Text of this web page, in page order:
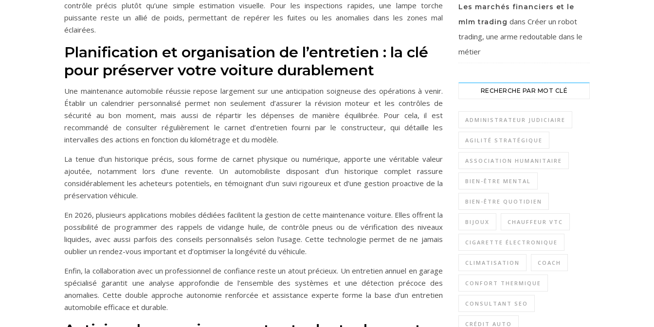
contrôle précis plutôt qu’une simple estimation visuelle. Pour les inspections rapides, une lampe torche
puissante reste un allié de poids, permettant de repérer les fuites ou les anomalies dans les zones mal
éclairées.
Planification et organisation de l’entretien : la clé
pour préserver votre voiture durablement
Une maintenance automobile réussie repose largement sur une anticipation soigneuse des opérations à venir.
Établir un calendrier personnalisé permet non seulement d’assurer la révision moteur et les contrôles de
sécurité au bon moment, mais aussi de répartir les dépenses de manière équilibrée. Pour cela, il est
recommandé de consulter régulièrement le carnet d’entretien fourni par le constructeur, qui détaille les
intervalles des actions en fonction du kilométrage et du modèle.
La tenue d’un historique précis, sous forme de carnet physique ou numérique, apporte une véritable valeur
ajoutée, notamment lors d’une revente. Un automobiliste disposant d’un historique complet rassure
considérablement les acheteurs potentiels, en témoignant d’un suivi rigoureux et d’une gestion proactive de la
préservation véhicule.
En 2026, plusieurs applications mobiles dédiées facilitent la gestion de cette maintenance voiture. Elles offrent la
possibilité de programmer des rappels de vidange huile, de contrôle pneus ou de vérification des niveaux
liquides, avec aussi parfois des conseils personnalisés selon l’usage. Cette technologie permet de ne jamais
oublier un rendez-vous important et d’optimiser la longévité du véhicule.
Enfin, la collaboration avec un professionnel de confiance reste un atout précieux. Un entretien annuel en garage
spécialisé garantit une analyse approfondie de l’ensemble des systèmes et une détection précoce des
anomalies. Cette double approche autonomie renforcée et assistance experte forme la base d’un entretien
automobile efficace et durable.
Les marchés financiers et le
mlm trading dans Créer un robot
trading, une arme redoutable dans le
métier
RECHERCHE PAR MOT CLÉ
ADMINISTRATEUR JUDICIAIRE
AGILITÉ STRATÉGIQUE
ASSOCIATION HUMANITAIRE
BIEN-ÊTRE MENTAL
BIEN-ÊTRE QUOTIDIEN
BIJOUX CHAUFFEUR VTC
CIGARETTE ÉLECTRONIQUE
CLIMATISATION COACH
CONFORT THERMIQUE
CONSULTANT SEO
CRÉDIT AUTO